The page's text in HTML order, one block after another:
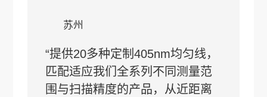
苏州
“提供20多种定制405nm均匀线，
匹配适应我们全系列不同测量范
围与扫描精度的产品，从近距离